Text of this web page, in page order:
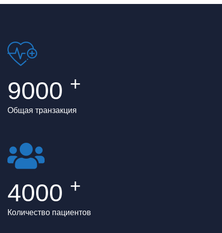
9000 +
Общая транзакция
4000 +
Количество пациентов